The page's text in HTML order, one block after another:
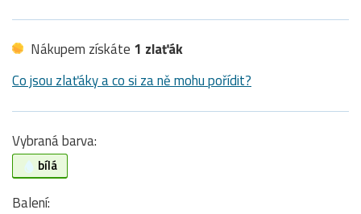
Nákupem získáte 1 zlaťák
Co jsou zlaťáky a co si za ně mohu pořídit?
Vybraná barva:
bílá
Balení: